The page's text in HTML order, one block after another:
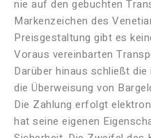
nie auf den gebuchten
Markenzeichen des
Preisgestaltung gibt es
Voraus vereinbarten
Darüber hinaus schließt
die Überweisung von
Die Zahlung erfolgt
hat seine eigenen